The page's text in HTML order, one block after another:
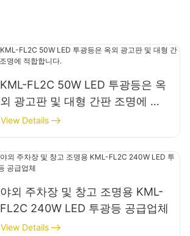
KML-FL2C 50W LED 투광등은 옥
외 광고판 및 대형 간판 조명에 적
합합니다.
View Details
야외 주차장 및 창고 조명용 KML-
FL2C 240W LED 투광등 공급업체
View Details